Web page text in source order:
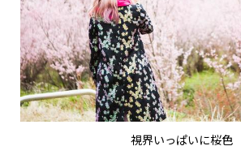
視界いっぱいに桜色